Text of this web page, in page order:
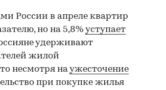
России в апреле квартир
но на 5,8% уступает
удерживают
жилой
несмотря наужесточение
при покупке жилья